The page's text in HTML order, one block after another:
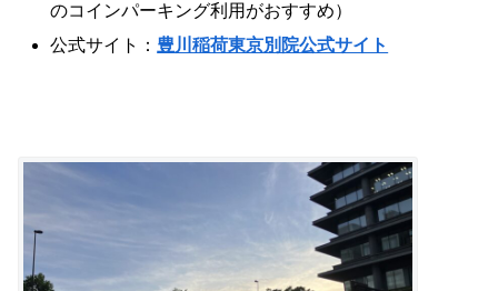
のコインパーキング利用がおすすめ）
公式サイト：豊川稲荷東京別院公式サイト